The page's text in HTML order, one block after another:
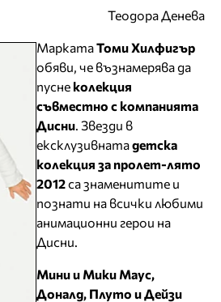
Теодора Денева
МаркатаТоми Хилфигър
обяви, че възнамерява да
пусне колекция
съвместно с компанията
Дисни . Звезди в
ексклузивнатадетска
колекция за пролет-лято
2012са знаменитите и
познати на всички любими
анимационни герои на
Дисни.
Мини и Мики Маус,
Доналд, Плуто и Дейзи